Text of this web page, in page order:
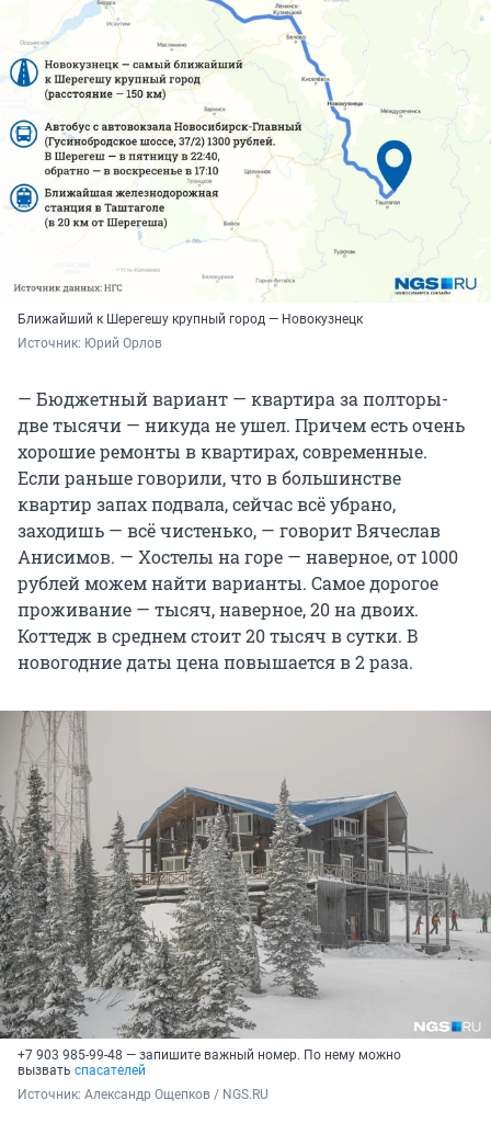
Ближайший к Шерегешу крупный город — Новокузнецк
Источник: Юрий Орлов
— Бюджетный вариант — квартира за полторы-
две тысячи — никуда не ушел. Причем есть очень
хорошие ремонты в квартирах, современные.
Если раньше говорили, что в большинстве
квартир запах подвала, сейчас всё убрано,
заходишь — всё чистенько, — говорит Вячеслав
Анисимов. — Хостелы на горе — наверное, от 1000
рублей можем найти варианты. Самое дорогое
проживание — тысяч, наверное, 20 на двоих.
Коттедж в среднем стоит 20 тысяч в сутки. В
новогодние даты цена повышается в 2 раза.
+7 903 985-99-48 — запишите важный номер. По нему можно
вызвать спасателей
Источник: Александр Ощепков / NGS.RU